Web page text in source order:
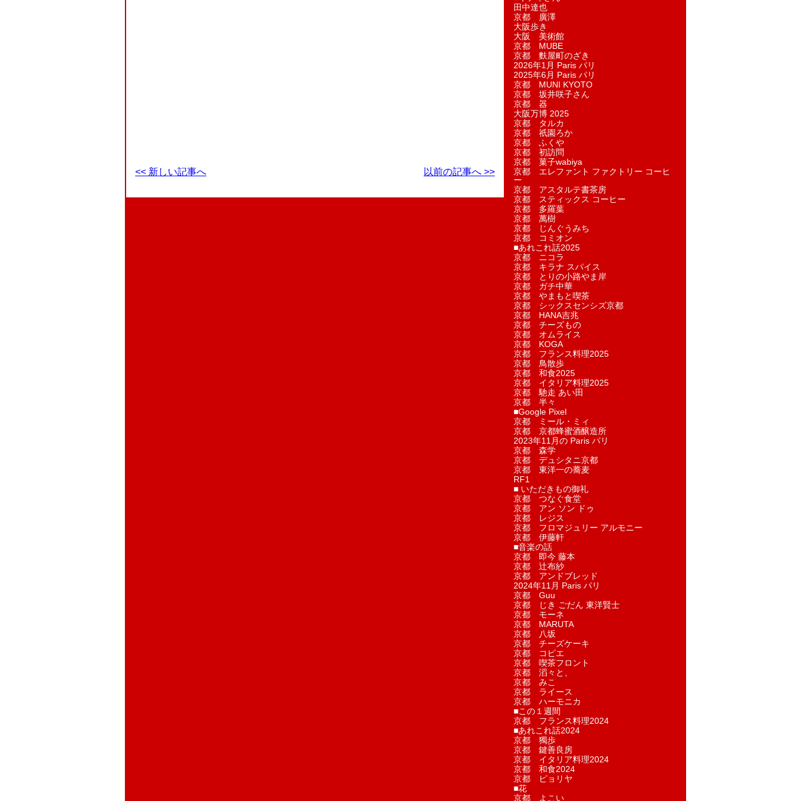
<< 新しい記事へ 以前の記事へ >>
田中達也
京都 廣澤
大阪歩き
大阪 美術館
京都 MUBE
京都 麩屋町のざき
2026年1月 Paris パリ
2025年6月 Paris パリ
京都 MUNI KYOTO
京都 坂井咲子さん
京都 器
大阪万博 2025
京都 タルカ
京都 祇園ろか
京都 ふくや
京都 初訪問
京都 菓子wabiya
京都 エレファント ファクトリー コーヒ
ー
京都 アスタルテ書茶房
京都 スティックス コーヒー
京都 多羅葉
京都 萬樹
京都 じんぐうみち
京都 コミオン
■あれこれ話2025
京都 ニコラ
京都 キラナ スパイス
京都 とりの小路やま岸
京都 ガチ中華
京都 やまもと喫茶
京都 シックスセンシズ京都
京都 HANA吉兆
京都 チーズもの
京都 オムライス
京都 KOGA
京都 フランス料理2025
京都 鳥散歩
京都 和食2025
京都 イタリア料理2025
京都 馳走 あい田
京都 半々
■Google Pixel
京都 ミール・ミィ
京都 京都蜂蜜酒醸造所
2023年11月の Paris パリ
京都 森学
京都 デュシタニ京都
京都 東洋一の蕎麦
RF1
■ いただきもの御礼
京都 つなぐ食堂
京都 アン ソン ドゥ
京都 レジス
京都 フロマジュリー アルモニー
京都 伊藤軒
■音楽の話
京都 即今 藤本
京都 辻布紗
京都 アンドブレッド
2024年11月 Paris パリ
京都 Guu
京都 じき ごだん 東洋賢士
京都 モーネ
京都 MARUTA
京都 八坂
京都 チーズケーキ
京都 コピエ
京都 喫茶フロント
京都 滔々と、
京都 みこ
京都 ライース
京都 ハーモニカ
■この１週間
京都 フランス料理2024
■あれこれ話2024
京都 獨歩
京都 鍵善良房
京都 イタリア料理2024
京都 和食2024
京都 ピョリヤ
■花
京都 よこい